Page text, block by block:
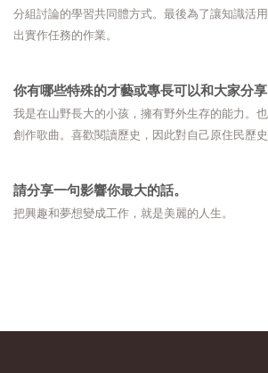
分組討論的學習共同體方式。最後為了讓知識活
出實作任務的作業。
你有哪些特殊的才藝或專長可以和大家分享
我是在山野長大的小孩，擁有野外生存的能力。
創作歌曲。喜歡閱讀歷史，因此對自己原住民歷史
請分享一句影響你最大的話。
把興趣和夢想變成工作，就是美麗的人生。